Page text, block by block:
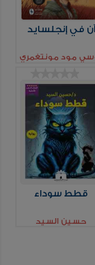
آن في إنجلسايد
مود مونتغمري
قطط سوداء
حسين السيد